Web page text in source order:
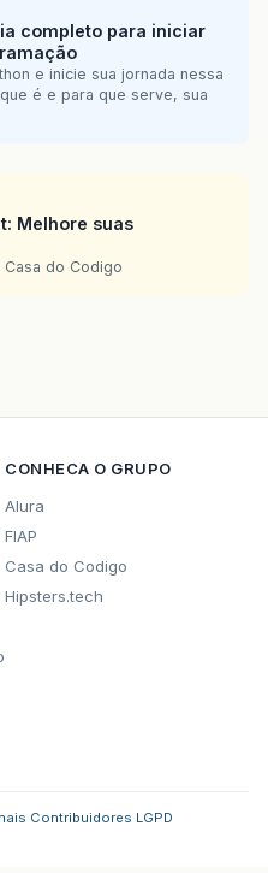
completo para iniciar
e inicie sua jornada nessa
é e para que serve, sua
Melhore suas
do Codigo
CONHECA O GRUPO
Alura
FIAP
Casa do Codigo
Hipsters.tech
Contribuidores LGPD